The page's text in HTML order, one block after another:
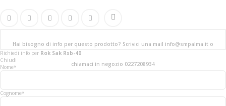
Hai bisogno di info per questo prodotto? Scrivici una mail info@smpalma.it o
chiamaci in negozio 0227208934
Richiedi info per Rok Sak Rsb-40
Chiudi
Nome*
Cognome*